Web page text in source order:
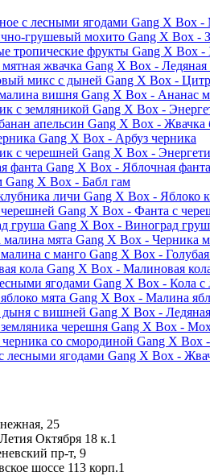
Gang X Box -
Gang X Box -
Gang X Box -
Gang X Box - Ледяная
Gang X Box -
Gang X Box - Ананас
Gang X Box -
Gang X Box - Жвачка
Gang X Box - Арбуз черника
Gang X Box -
Gang X Box - Яблочная фанта
Gang X Box - Бабл гам
Gang X Box - Яблоко
Gang X Box - Фанта с
Gang X Box - Виноград
Gang X Box - Черника
Gang X Box -
Gang X Box - Малиновая
Gang X Box - Кола с
Gang X Box - Малина
Gang X Box -
Gang X Box -
Gang X Box
Gang X Box -
25
Октября 18 к.1
пр-т, 9
шоссе 113 корп.1